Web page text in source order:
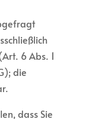
6 Abs. 1
die
dass Sie